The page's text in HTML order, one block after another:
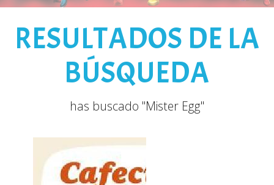
RESULTADOS DE LA
BÚSQUEDA
has buscado "Mister Egg"